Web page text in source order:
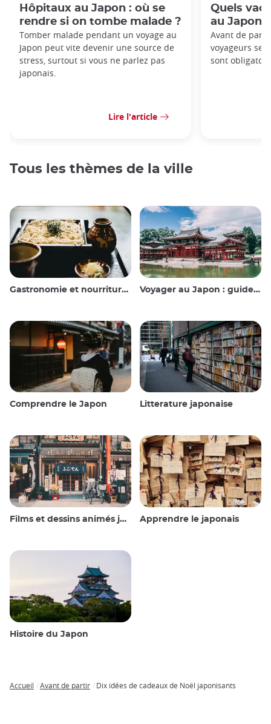
Hôpitaux au Japon : où se
rendre si on tombe malade ?
Tomber malade pendant un voyage au
Japon peut vite devenir une source de
stress, surtout si vous ne parlez pas
japonais.
Lire l'article
Quels
au Japon ?
Avant de
voyageurs se
sont
Tous les thèmes de la ville
Gastronomie et nourriture japonaise Voyager au Japon : guide et conseils
Comprendre le Japon Litterature japonaise
Films et dessins animés japonais Apprendre le japonais
Histoire du Japon
Accueil Avant de partir Dix idées de cadeaux de Noël japonisants